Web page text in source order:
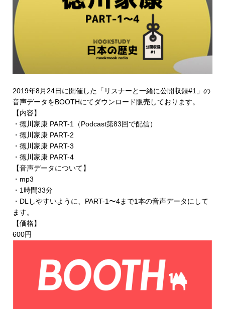
2019年8月24日に開催した「リスナーと一緒に公開収録#1」の
音声データをBOOTHにてダウンロード販売 しております。
【内容】
・徳川家康 PART-1（Podcast第83回で配信）
・徳川家康 PART-2
・徳川家康 PART-3
・徳川家康 PART-4
【音声データについて】
・mp3
・1時間33分
・DLしやすいように、PART-1〜4まで1本の音声データにして
ます。
【価格】
600円